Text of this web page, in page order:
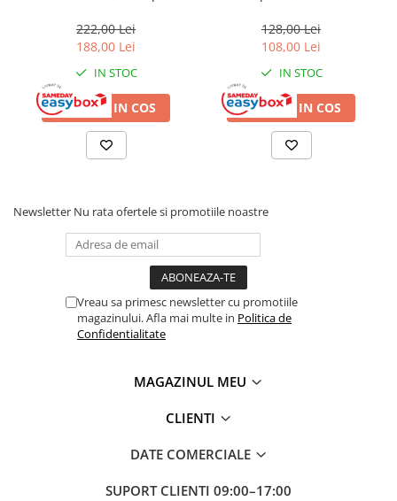
interior 1/2” x 16 mm,
alama
222,00 Lei
188,00 Lei
IN STOC
ADAUGA IN COS
mm, alama
128,00 Lei
108,00 Lei
IN STOC
ADAUGA IN COS
Newsletter Nu rata ofertele si promotiile noastre
Vreau sa primesc newsletter cu promotiile
magazinului. Afla mai multe in Politica de
Confidentialitate
MAGAZINUL MEU
CLIENTI
DATE COMERCIALE
SUPORT CLIENTI 09:00–17:00